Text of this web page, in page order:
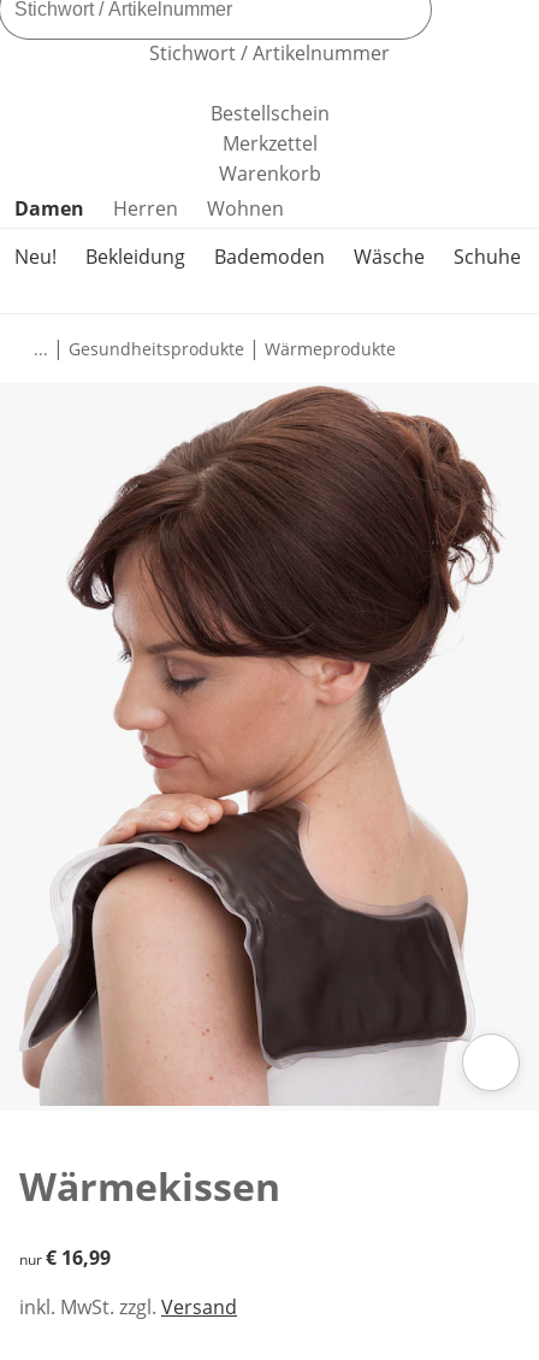
Stichwort / Artikelnummer
Bestellschein
Merkzettel
Warenkorb
Produktkategorien überspringen
Damen Herren
Wohnen
Neu!
Bekleidung Bademoden Wäsche Schuhe
... | Gesundheitsprodukte | Wärmeprodukte
Wärmekissen
€ 16,99
nur€ 16,99
inkl. MwSt. zzgl. Versand